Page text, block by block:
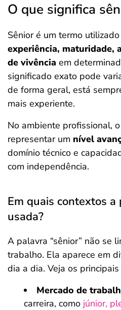
O que significa
Sênior é um termo
experiência, maturidade,
de vivência em
significado exato pode
de forma geral, está
mais experiente.
No ambiente profissional,
representar um nível
domínio técnico e
com independência.
Em quais contextos a
usada?
A palavra “sênior” não se
trabalho. Ela aparece em
dia a dia. Veja os principais
Mercado de
carreira, como júnior,